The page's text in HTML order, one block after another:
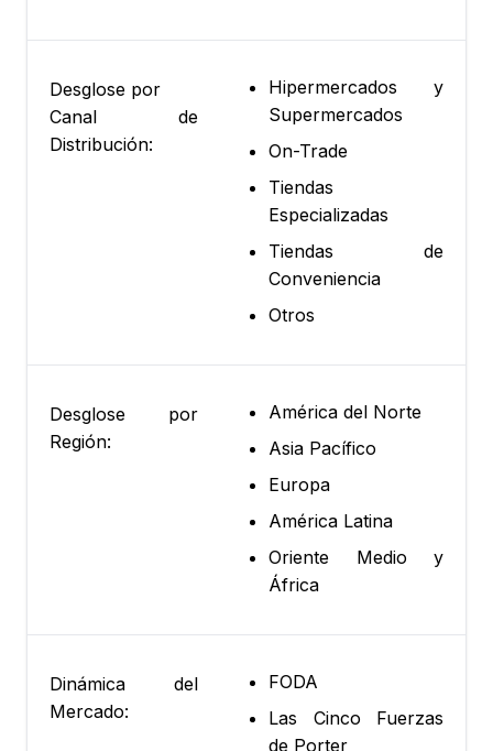
Desglose por
Canal de
Distribución:
Hipermercados y
Supermercados
On-Trade
Tiendas
Especializadas
Tiendas de
Conveniencia
Otros
Desglose por
Región:
América del Norte
Asia Pacífico
Europa
América Latina
Oriente Medio y
África
Dinámica del
Mercado:
FODA
Las Cinco Fuerzas
de Porter